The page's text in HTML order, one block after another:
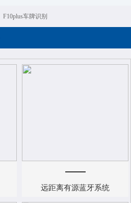
F10plus车牌识别
远距离有源蓝牙系统